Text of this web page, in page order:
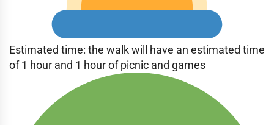
Estimated time: the walk will have an estimated time
of 1 hour and 1 hour of picnic and games